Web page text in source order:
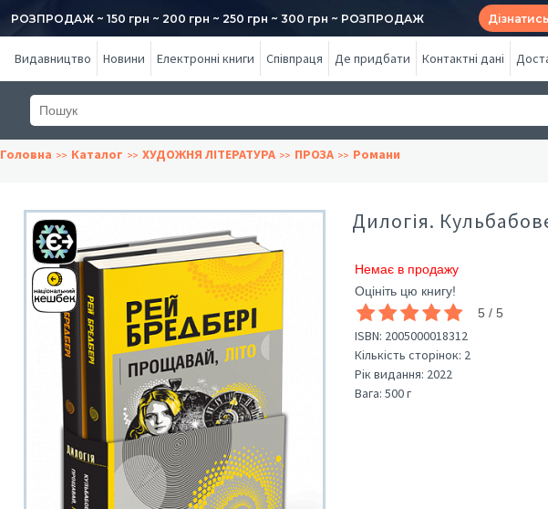
РОЗПРОДАЖ ~ 150 грн ~ 200 грн ~ 250 грн ~ 300 грн ~ РОЗПРОДАЖ
Видавництво Новини Електронні книги Співпраця Де придбати Контактні дані
Головна Каталог ХУДОЖНЯ ЛІТЕРАТУРА ПРОЗА Романи
Дилогія.
Немає в продажу
Оцініть цю книгу!
5 / 5
ISBN: 2005000018312
Кількість сторінок: 2
Рік видання: 2022
Вага: 500 г